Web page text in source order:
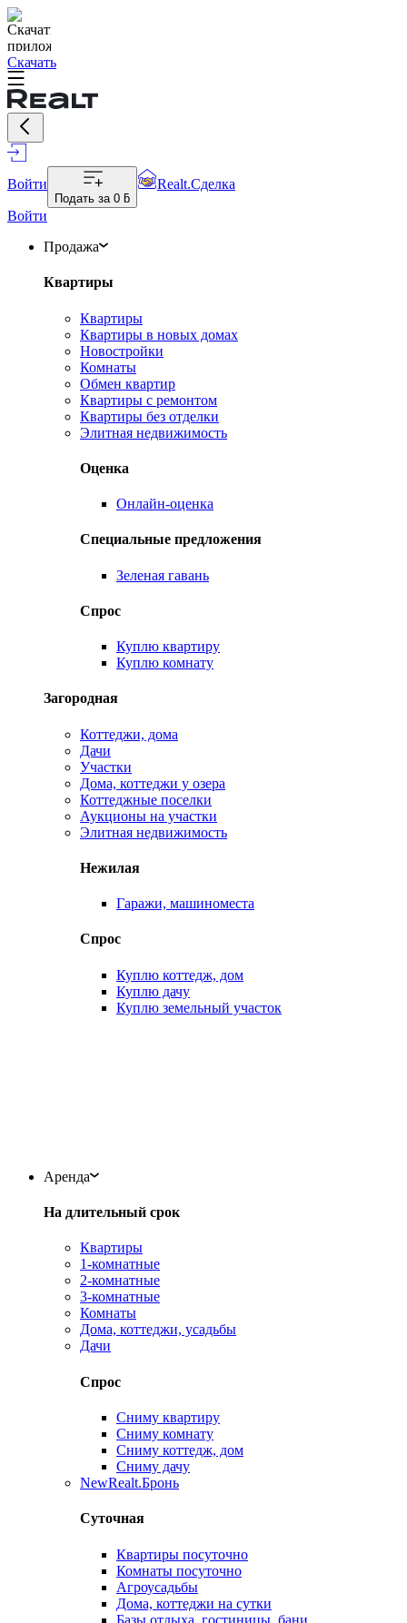
Скачать
Войти
Подать за 0 ƃ
Realt.Сделка
Войти
Продажа
Квартиры
Квартиры
Квартиры в новых домах
Новостройки
Комнаты
Обмен квартир
Квартиры с ремонтом
Квартиры без отделки
Элитная недвижимость
Оценка
Онлайн-оценка
Специальные предложения
Зеленая гавань
Спрос
Куплю квартиру
Куплю комнату
Загородная
Коттеджи, дома
Дачи
Участки
Дома, коттеджи у озера
Коттеджные поселки
Аукционы на участки
Элитная недвижимость
Нежилая
Гаражи, машиноместа
Спрос
Куплю коттедж, дом
Куплю дачу
Куплю земельный участок
Аренда
На длительный срок
Квартиры
1-комнатные
2-комнатные
3-комнатные
Комнаты
Дома, коттеджи, усадьбы
Дачи
Спрос
Сниму квартиру
Сниму комнату
Сниму коттедж, дом
Сниму дачу
NewRealt.Бронь
Суточная
Квартиры посуточно
Комнаты посуточно
Агроусадьбы
Дома, коттеджи на сутки
Базы отдыха, гостиницы, бани